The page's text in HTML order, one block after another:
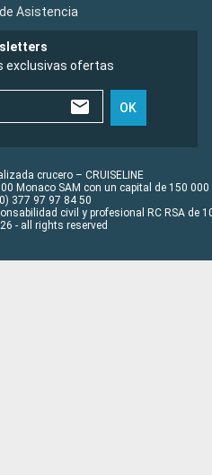
Asistencia
exclusivas ofertas
OK
crucero – CRUISELINE
Monaco SAM con un capital de 150 000
377 97 97 84 50
civil y profesional RC RSA de
- all rights reserved